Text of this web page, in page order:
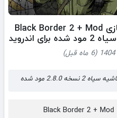
دانلود بازی Black Border 2 + Mod
اندروید
Black Border 2 + Mod